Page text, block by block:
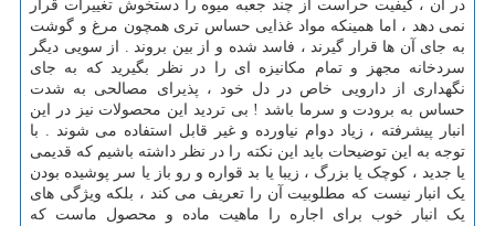
در آن ، کیفیت حراست از چند جعبه میوه را دستخوش تغییرات قرار
نمی دهد ، اما همینکه مواد غذایی حساس تری همچون مرغ و گوشت
به جای آن ها قرار گیرند ، فاسد شده و از بین بروند . از سویی دیگر
سردخانه مجهز و تمام مکانیزه ای را در نظر بگیرید که به جای
نگهداری از دارویی خاص در دل خود ، پذیرای مصالحی به شدت
حساس به برودت و سرما باشد ! بی تردید این محصولات نیز در این
انبار پیشرفته ، زیاد دوام نیاورده و غیر قابل استفاده می شوند . با
توجه به این توضیحات باید این نکته را در نظر داشته باشیم که قدیمی
یا جدید ، کوچک یا بزرگ ، زیبا یا بد قواره و رو باز یا سر پوشیده بودن
یک انبار نیست که مطلوبیت آن را تعریف می کند ، بلکه ویژگی های
یک انبار خوب برای اجاره را ماهیت ماده و محصول ماست که